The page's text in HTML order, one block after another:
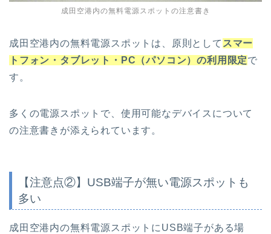
成田空港内の無料電源スポットの注意書き
成田空港内の無料電源スポットは、原則として スマー
トフォン・タブレット・PC（パソコン）の利用限定で
す。
多くの電源スポットで、使用可能なデバイスについて
の注意書きが添えられています。
【注意点②】USB端子が無い電源スポットも
多い
成田空港内の無料電源スポットにUSB端子がある場